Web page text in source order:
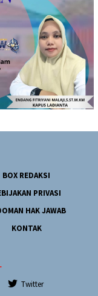
BOX REDAKSI
PRIVASI
HAK JAWAB
KONTAK
Twitter